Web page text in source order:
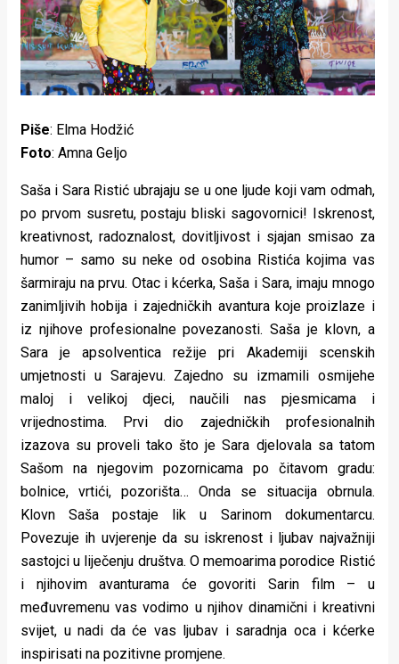
Lifestyle
Beauty
Fashion
Zdravlje
stolom
Život
u
pokretu
Ideje
koje
rade
Urban
Places
Aktivizam
Aktuelnosti
Promo
About
Piše: Elma Hodžić
Foto: Amna Geljo
Saša i Sara Ristić ubrajaju se u one ljude koji vam odmah,
po prvom susretu, postaju bliski sagovornici! Iskrenost,
kreativnost, radoznalost, dovitljivost i sjajan smisao za
humor – samo su neke od osobina Ristića kojima vas
šarmiraju na prvu. Otac i kćerka, Saša i Sara, imaju mnogo
zanimljivih hobija i zajedničkih avantura koje proizlaze i
iz njihove profesionalne povezanosti. Saša je klovn, a
Sara je apsolventica režije pri Akademiji scenskih
umjetnosti u Sarajevu. Zajedno su izmamili osmijehe
maloj i velikoj djeci, naučili nas pjesmicama i
vrijednostima. Prvi dio zajedničkih profesionalnih
izazova su proveli tako što je Sara djelovala sa tatom
Sašom na njegovim pozornicama po čitavom gradu:
bolnice, vrtići, pozorišta… Onda se situacija obrnula.
Klovn Saša postaje lik u Sarinom dokumentarcu.
Povezuje ih uvjerenje da su iskrenost i ljubav najvažniji
sastojci u liječenju društva. O memoarima porodice Ristić
i njihovim avanturama će govoriti Sarin film – u
međuvremenu vas vodimo u njihov dinamični i kreativni
svijet, u nadi da će vas ljubav i saradnja oca i kćerke
inspirisati na pozitivne promjene.